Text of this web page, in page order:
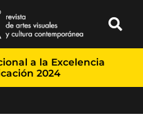
a la Excelencia
2024